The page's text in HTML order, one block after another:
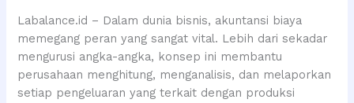
Labalance.id – Dalam dunia bisnis, akuntansi biaya
memegang peran yang sangat vital. Lebih dari sekadar
mengurusi angka-angka, konsep ini membantu
perusahaan menghitung, menganalisis, dan melaporkan
setiap pengeluaran yang terkait dengan produksi